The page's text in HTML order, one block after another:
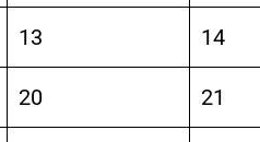
13 14
20 21